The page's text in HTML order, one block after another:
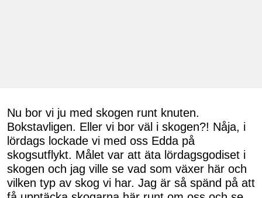
Nu bor vi ju med skogen runt knuten.
Bokstavligen. Eller vi bor väl i skogen?! Nåja, i
lördags lockade vi med oss Edda på
skogsutflykt. Målet var att äta lördagsgodiset i
skogen och jag ville se vad som växer här och
vilken typ av skog vi har. Jag är så spänd på att